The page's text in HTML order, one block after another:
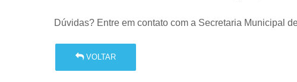
Dúvidas? Entre em contato com a Secretaria Municipal
VOLTAR